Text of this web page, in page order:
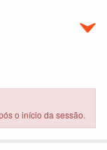
o início da sessão.